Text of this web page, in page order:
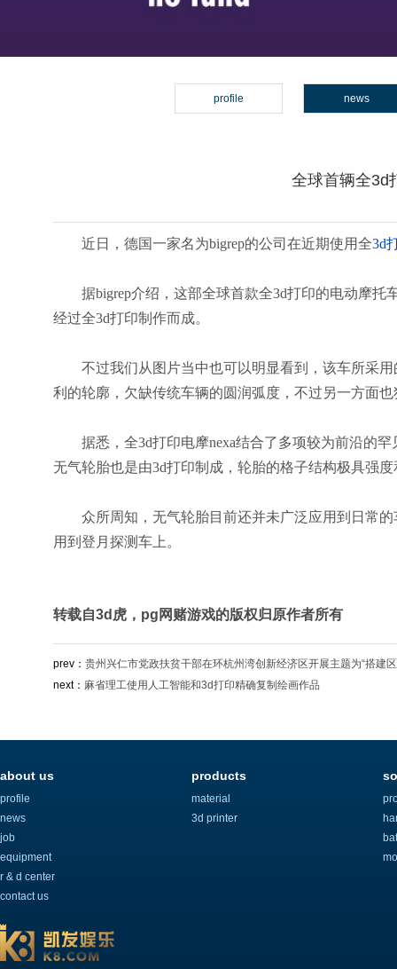
profile news
全球首辆全3d
近日，德国一家名为bigrep的公司在近期使用全3d
据bigrep介绍，这部全球首款全3d打印的电动摩托
经过全3d打印制作而成。
不过我们从图片当中也可以明显看到，该车所采用
利的轮廓，欠缺传统车辆的圆润弧度，不过另一方面
据悉，全3d打印电摩nexa结合了多项较为前沿的罕
无气轮胎也是由3d打印制成，轮胎的格子结构极具强
众所周知，无气轮胎目前还并未广泛应用到日常的
用到登月探测车上。
转载自3d虎，pg网赌游戏的版权归原作者所有
prev： 贵州兴仁市党政扶贫干部在环杭州湾创新经济区开展主题为“搭建
next： 麻省理工使用人工智能和3d打印精确复制绘画作品
about us
profile
news
job
equipment
r & d center
contact us
products
material
3d printer